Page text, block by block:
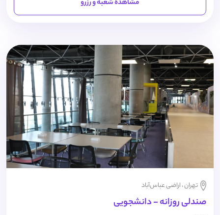
مشاهده شعبه و رزرو
تهران ، اراضی عباس‌آباد
صندلی روزانه - دانشجویی